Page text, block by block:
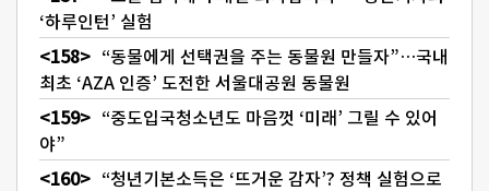
‘하루인턴’ 실험
“동물에게 선택권을 주는 동물원 만들자”…국내
최초 ‘AZA 인증’ 도전한 서울대공원 동물원
“중도입국청소년도 마음껏 ‘미래’ 그릴 수 있어
야”
“청년기본소득은 ‘뜨거운 감자’? 정책 실험으로